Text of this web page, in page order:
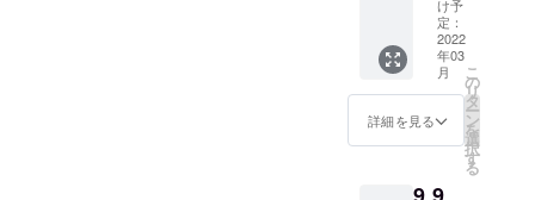
には対
応して
いませ
ん。 消
費税・
輸送料
込
け予
定：
2022
年03
月
詳細を見る
こ
の
リ
タ
ー
ン
を
選
択
す
る